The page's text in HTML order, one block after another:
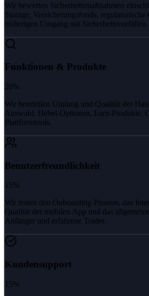
Wir bewerten Sicherheitsmaßnahmen
Storage, Versicherungsfonds,
bisherigen Umgang mit Sicherheitsvorfällen.
Funktionen & Produkte
20%
Wir beurteilen Umfang und Qualität der
Auswahl, Hebel-Optionen, Earn-Produkte,
Plattformtools.
Benutzerfreundlichkeit
15%
Wir testen den Onboarding-Prozess, das
Qualität der mobilen App und das
Anfänger und erfahrene Trader.
Kundensupport
15%